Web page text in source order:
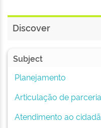
Discover
Subject
Planejamento
Articulação de
Atendimento ao